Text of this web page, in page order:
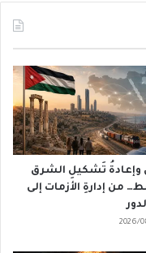
وإعادةُ تَشكيلِ الشرق
من إدارةِ الأزمات إلى
2026/